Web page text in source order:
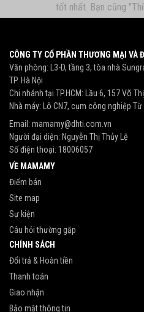
tốt nhất. Bạn cũng
CÔNG TY CỔ PHẦN THƯƠNG MẠI VÀ
Văn phòng: L3-D, tầng 3, tòa nhà
TP. Hà Nội
Chi nhánh tại TP.HCM: Lầu 6, 157 Võ
Nhà máy: Lô CN7, cụm công nghiệp Từ
Email: mamamy@dhti.com.vn
Người đại diện: Nguyễn Thị Thủy Lệ
Số điện thoại: 18006057
VỀ MAMAMY
Điểm bán
Site map
Sự kiện
Câu hỏi thường gặp
CHÍNH SÁCH
Đổi trả & Hoàn tiền
Thanh toán
Giao nhận
Bảo mật thông tin